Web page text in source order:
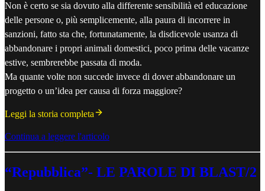
Non è certo se sia dovuto alla differente sensibilità ed educazione
delle persone o, più semplicemente, alla paura di incorrere in
sanzioni, fatto sta che, fortunatamente, la disdicevole usanza di
abbandonare i propri animali domestici, poco prima delle vacanze
estive, sembrerebbe passata di moda.
Ma quante volte non succede invece di dover abbandonare un
progetto o un’idea per causa di forza maggiore?
Leggi la storia completa
Continua a leggere l'articolo
“Repubblica”- LE PAROLE DI BLAST/2